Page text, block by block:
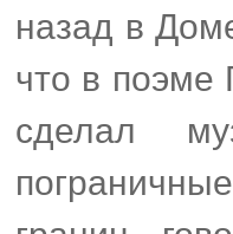
назад в
что в поэме
сделал